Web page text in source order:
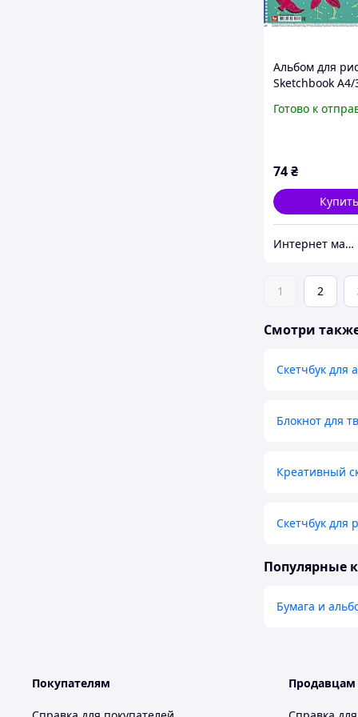
Альбом для
Sketchbook А4/
тиснение, на
Готово к
74₴
Купить
Интернет магазин «Art-market.pro»
1 2
Смотри
Скетчбук для
Блокнот для
Креативный
Скетчбук для
Популярные
Бумага и
Покупателям Продавцам